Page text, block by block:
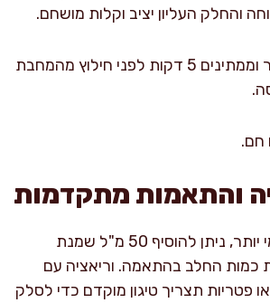
והחלק העליון יציב וקלות מושחם.
מוציאים מהתנור וממתינים 5 דקות לפני חילוץ מהמחבת
חם.
והתאמות מתקדמות
להשגת מרקם קרמי יותר, ניתן להוסיף 50 מ"ל שמנת
כמות החלב בהתאמה. וריאציה עם
פטריות תצריך טיגון מוקדם כדי לסלק